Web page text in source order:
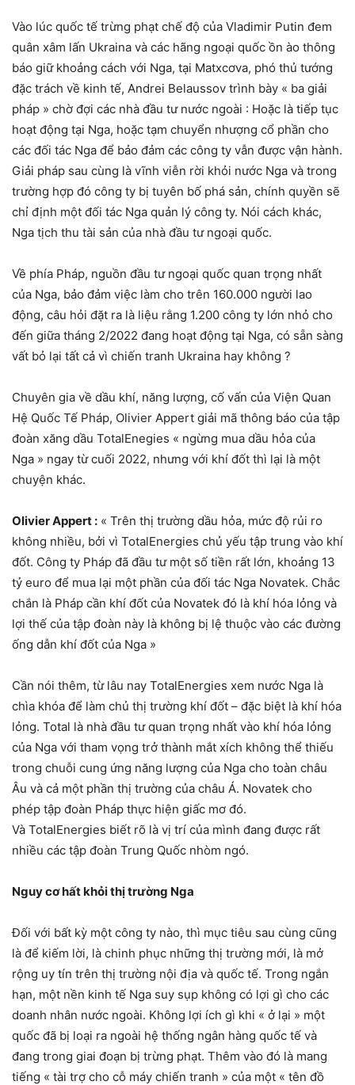
Vào lúc quốc tế trừng phạt chế độ của Vladimir Putin đem
quân xâm lấn Ukraina và các hãng ngoại quốc ồn ào thông
báo giữ khoảng cách với Nga, tại Matxcơva, phó thủ tướng
đặc trách về kinh tế, Andrei Belaussov trình bày « ba giải
pháp » chờ đợi các nhà đầu tư nước ngoài : Hoặc là tiếp tục
hoạt động tại Nga, hoặc tạm chuyển nhượng cổ phần cho
các đối tác Nga để bảo đảm các công ty vẫn được vận hành.
Giải pháp sau cùng là vĩnh viễn rời khỏi nước Nga và trong
trường hợp đó công ty bị tuyên bố phá sản, chính quyền sẽ
chỉ định một đối tác Nga quản lý công ty. Nói cách khác,
Nga tịch thu tài sản của nhà đầu tư ngoại quốc.
Về phía Pháp, nguồn đầu tư ngoại quốc quan trọng nhất
của Nga, bảo đảm việc làm cho trên 160.000 người lao
động, câu hỏi đặt ra là liệu rằng 1.200 công ty lớn nhỏ cho
đến giữa tháng 2/2022 đang hoạt động tại Nga, có sẵn sàng
vất bỏ lại tất cả vì chiến tranh Ukraina hay không ?
Chuyên gia về dầu khí, năng lượng, cố vấn của Viện Quan
Hệ Quốc Tế Pháp, Olivier Appert giải mã thông báo của tập
đoàn xăng dầu TotalEnegies « ngừng mua dầu hỏa của
Nga » ngay từ cuối 2022, nhưng với khí đốt thì lại là một
chuyện khác.
Olivier Appert : « Trên thị trường dầu hỏa, mức độ rủi ro
không nhiều, bởi vì TotalEnergies chủ yếu tập trung vào khí
đốt. Công ty Pháp đã đầu tư một số tiền rất lớn, khoảng 13
tỷ euro để mua lại một phần của đối tác Nga Novatek. Chắc
chắn là Pháp cần khí đốt của Novatek đó là khí hóa lỏng và
lợi thế của tập đoàn này là không bị lệ thuộc vào các đường
ống dẫn khí đốt của Nga »
Cần nói thêm, từ lâu nay TotalEnergies xem nước Nga là
chìa khóa để làm chủ thị trường khí đốt – đặc biệt là khí hóa
lỏng. Total là nhà đầu tư quan trọng nhất vào khí hóa lỏng
của Nga với tham vọng trở thành mắt xích không thể thiếu
trong chuỗi cung ứng năng lượng của Nga cho toàn châu
Âu và cả một phần thị trường của châu Á. Novatek cho
phép tập đoàn Pháp thực hiện giấc mơ đó.
Và TotalEnergies biết rõ là vị trí của mình đang được rất
nhiều các tập đoàn Trung Quốc nhòm ngó.
Nguy cơ hất khỏi thị trường Nga
Đối với bất kỳ một công ty nào, thì mục tiêu sau cùng cũng
là để kiếm lời, là chinh phục những thị trường mới, là mở
rộng uy tín trên thị trường nội địa và quốc tế. Trong ngắn
hạn, một nền kinh tế Nga suy sụp không có lợi gì cho các
doanh nhân nước ngoài. Không lợi ích gì khi « ở lại » một
quốc đã bị loại ra ngoài hệ thống ngân hàng quốc tế và
đang trong giai đoạn bị trừng phạt. Thêm vào đó là mang
tiếng « tài trợ cho cỗ máy chiến tranh » của một « tên đồ